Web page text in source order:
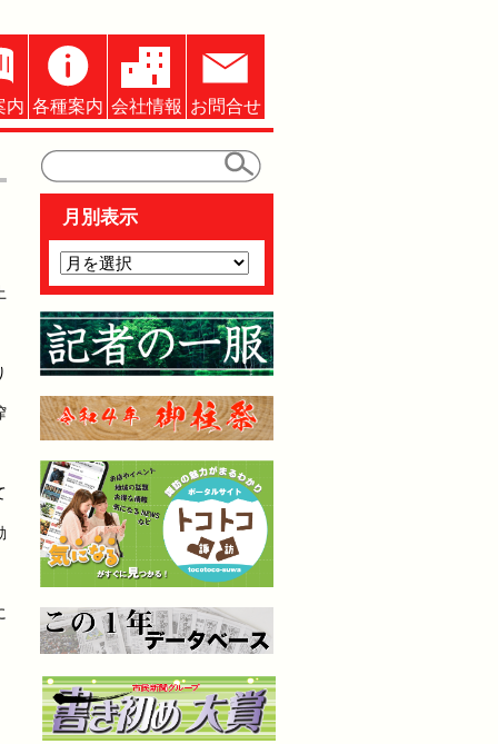
内 各種案内 会社情報 お問合せ
月別表示